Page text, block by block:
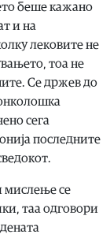
беше кажано
и на
лековите не
тоа не
Се држев до
сега
последните
мислење се
таа одговори